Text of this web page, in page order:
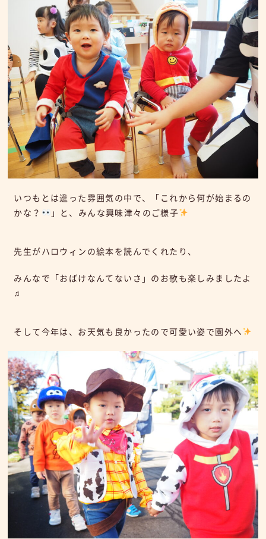
いつもとは違った雰囲気の中で、「これから何が始まるの
かな？
」と、みんな興味津々のご様子
先生がハロウィンの絵本を読んでくれたり、
みんなで「おばけなんてないさ」のお歌も楽しみましたよ
♫
そして今年は、お天気も良かったので可愛い姿で園外へ